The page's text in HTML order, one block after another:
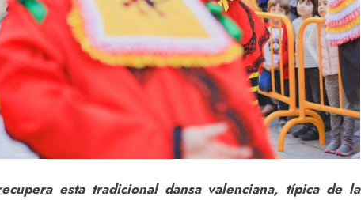
esta tradicional dansa valenciana, típica de la